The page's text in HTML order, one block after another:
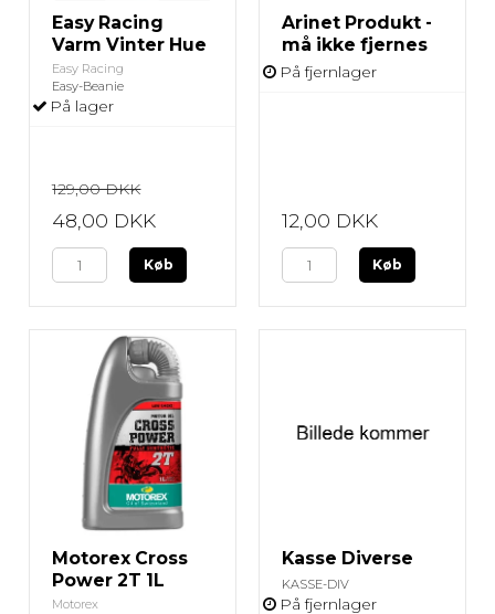
Easy Racing
Varm Vinter Hue
Easy Racing
Easy-Beanie
På lager
129,00 DKK
48,00 DKK
Køb
Arinet Produkt -
må ikke fjernes
På fjernlager
12,00 DKK
Køb
Motorex Cross
Power 2T 1L
Motorex
Kasse Diverse
KASSE-DIV
På fjernlager